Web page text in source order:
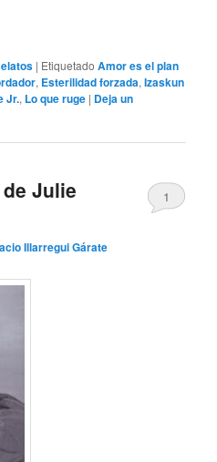
| Etiquetado Amor es el plan
, Esterilidad forzada,Izaskun
Jr., Lo que ruge | Deja un
Julie
Illarregui Gárate
1